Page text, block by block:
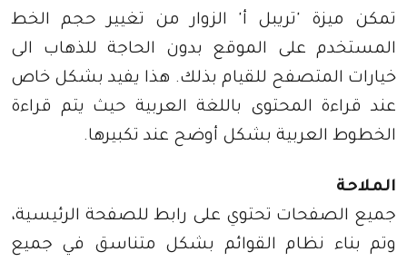
تمكن ميزة 'تريبل أ' الزوار من تغيير حجم الخط
المستخدم على الموقع بدون الحاجة للذهاب الى
خيارات المتصفح للقيام بذلك. هذا يفيد بشكل خاص
عند قراءة المحتوى باللغة العربية حيث يتم قراءة
الخطوط العربية بشكل أوضح عند تكبيرها.
الملاحة
جميع الصفحات تحتوي على رابط للصفحة الرئيسية،
وتم بناء نظام القوائم بشكل متناسق في جميع